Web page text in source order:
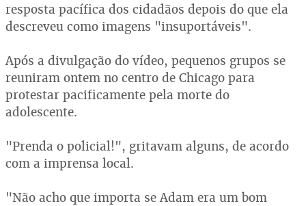
resposta pacífica dos cidadãos depois do que ela
descreveu como imagens "insuportáveis".
Após a divulgação do vídeo, pequenos grupos se
reuniram ontem no centro de Chicago para
protestar pacificamente pela morte do
adolescente.
"Prenda o policial!", gritavam alguns, de acordo
com a imprensa local.
"Não acho que importa se Adam era um bom